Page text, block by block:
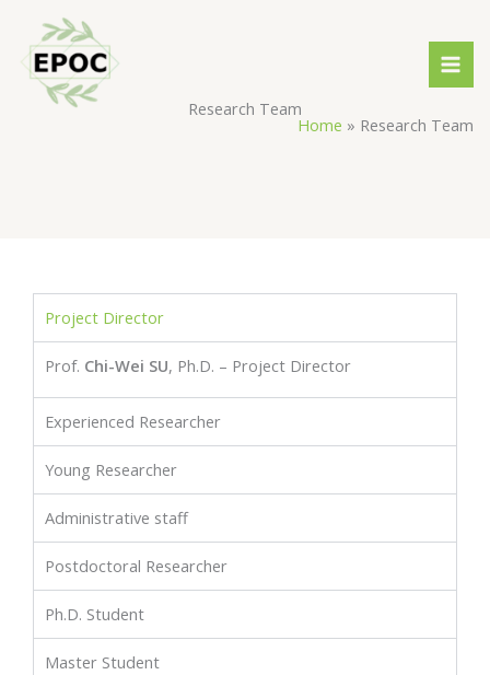
content
Home Research Team
Research Team
Project Director
Prof. Chi-Wei SU, Ph.D. – Project Director
Experienced Researcher
Young Researcher
Administrative staff
Postdoctoral Researcher
Ph.D. Student
Master Student